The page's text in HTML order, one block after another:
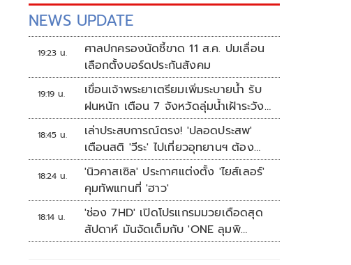
NEWS UPDATE
19:23 น.
ศาลปกครองนัดชี้ขาด 11 ส.ค. ปมเลื่อน
เลือกตั้งบอร์ดประกันสังคม
19:19 น.
เขื่อนเจ้าพระยาเตรียมเพิ่มระบายน้ำ รับ
ฝนหนัก เตือน 7 จังหวัดลุ่มน้ำเฝ้าระวัง
ระดับน้ำสูงขึ้น
18:45 น.
เล่าประสบการณ์ตรง! 'ปลอดประสพ'
เตือนสติ 'วีระ' ไปเที่ยวอุทยานฯ ต้อง
ยอมรับธรรมชาติดิบๆให้ได้
18:24 น.
'นิวคาสเซิล' ประกาศแต่งตั้ง 'ไยส์เลอร์'
คุมทัพแทนที่ 'ฮาว'
18:14 น.
'ช่อง 7HD' เปิดโปรแกรมมวยเดือดสุด
สัปดาห์ มันจัดเต็มกับ 'ONE ลุมพิ
นี 165-มวยไทย 7 สี'